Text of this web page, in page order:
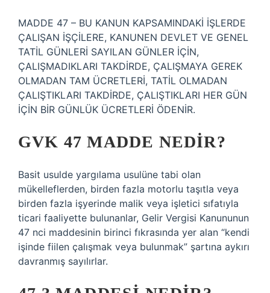
MADDE 47 – BU KANUN KAPSAMINDAKİ İŞLERDE
ÇALIŞAN İŞÇİLERE, KANUNEN DEVLET VE GENEL
TATİL GÜNLERİ SAYILAN GÜNLER İÇİN,
ÇALIŞMADIKLARI TAKDİRDE, ÇALIŞMAYA GEREK
OLMADAN TAM ÜCRETLERİ, TATİL OLMADAN
ÇALIŞTIKLARI TAKDİRDE, ÇALIŞTIKLARI HER GÜN
İÇİN BİR GÜNLÜK ÜCRETLERİ ÖDENİR.
GVK 47 MADDE NEDIR?
Basit usulde yargılama usulüne tabi olan
mükelleflerden, birden fazla motorlu taşıtla veya
birden fazla işyerinde malik veya işletici sıfatıyla
ticari faaliyette bulunanlar, Gelir Vergisi Kanununun
47 nci maddesinin birinci fıkrasında yer alan “kendi
işinde fiilen çalışmak veya bulunmak” şartına aykırı
davranmış sayılırlar.